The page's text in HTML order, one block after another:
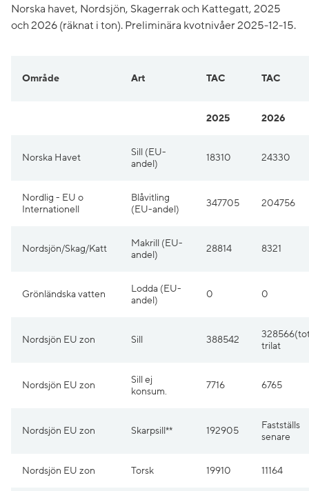
Norska havet, Nordsjön, Skagerrak och Kattegatt, 2025
och 2026 (räknat i ton). Preliminära kvotnivåer 2025-12-15.
Område Art TAC TAC
2025 2026
Norska Havet
Sill (EU-
andel)
18310 24330
Nordlig - EU o
Internationell
Blåvitling
(EU-andel)
347705 204756
Nordsjön/Skag/Katt
Makrill (EU-
andel)
28814 8321
Grönländska vatten
Lodda (EU-
andel)
0 0
Nordsjön EU zon Sill 388542
trilat
Nordsjön EU zon
Sill ej
konsum.
7716 6765
Nordsjön EU zon Skarpsill** 192905
Fastställs
senare
Nordsjön EU zon Torsk 19910 11164